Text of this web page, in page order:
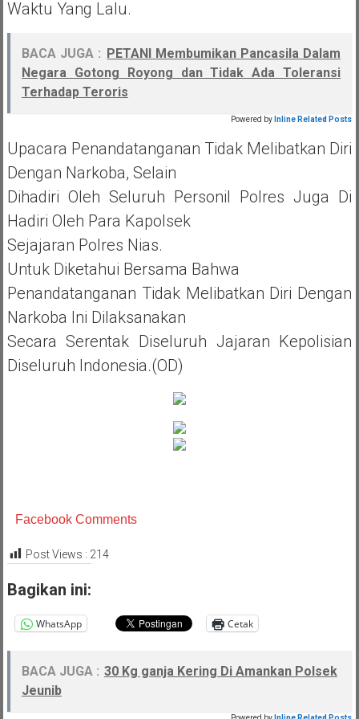
Waktu Yang Lalu.
BACA JUGA : PETANI Membumikan Pancasila Dalam
Negara Gotong Royong dan Tidak Ada Toleransi
Terhadap Teroris
Powered by Inline Related Posts
Upacara Penandatanganan Tidak Melibatkan Diri
Dengan Narkoba, Selain
Dihadiri Oleh Seluruh Personil Polres Juga Di
Hadiri Oleh Para Kapolsek
Sejajaran Polres Nias.
Untuk Diketahui Bersama Bahwa
Penandatanganan Tidak Melibatkan Diri Dengan
Narkoba Ini Dilaksanakan
Secara Serentak Diseluruh Jajaran Kepolisian
Diseluruh Indonesia.(OD)
Facebook Comments
Post Views : 214
Bagikan ini:
WhatsApp Cetak
BACA JUGA : 30 Kg ganja Kering Di Amankan Polsek
Jeunib